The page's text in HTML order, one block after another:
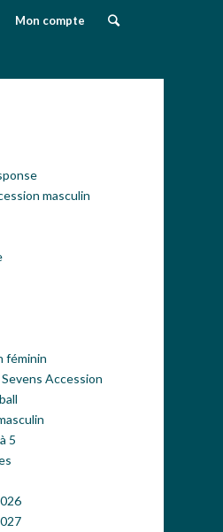
Mon compte
masculin
féminin
Accession
5